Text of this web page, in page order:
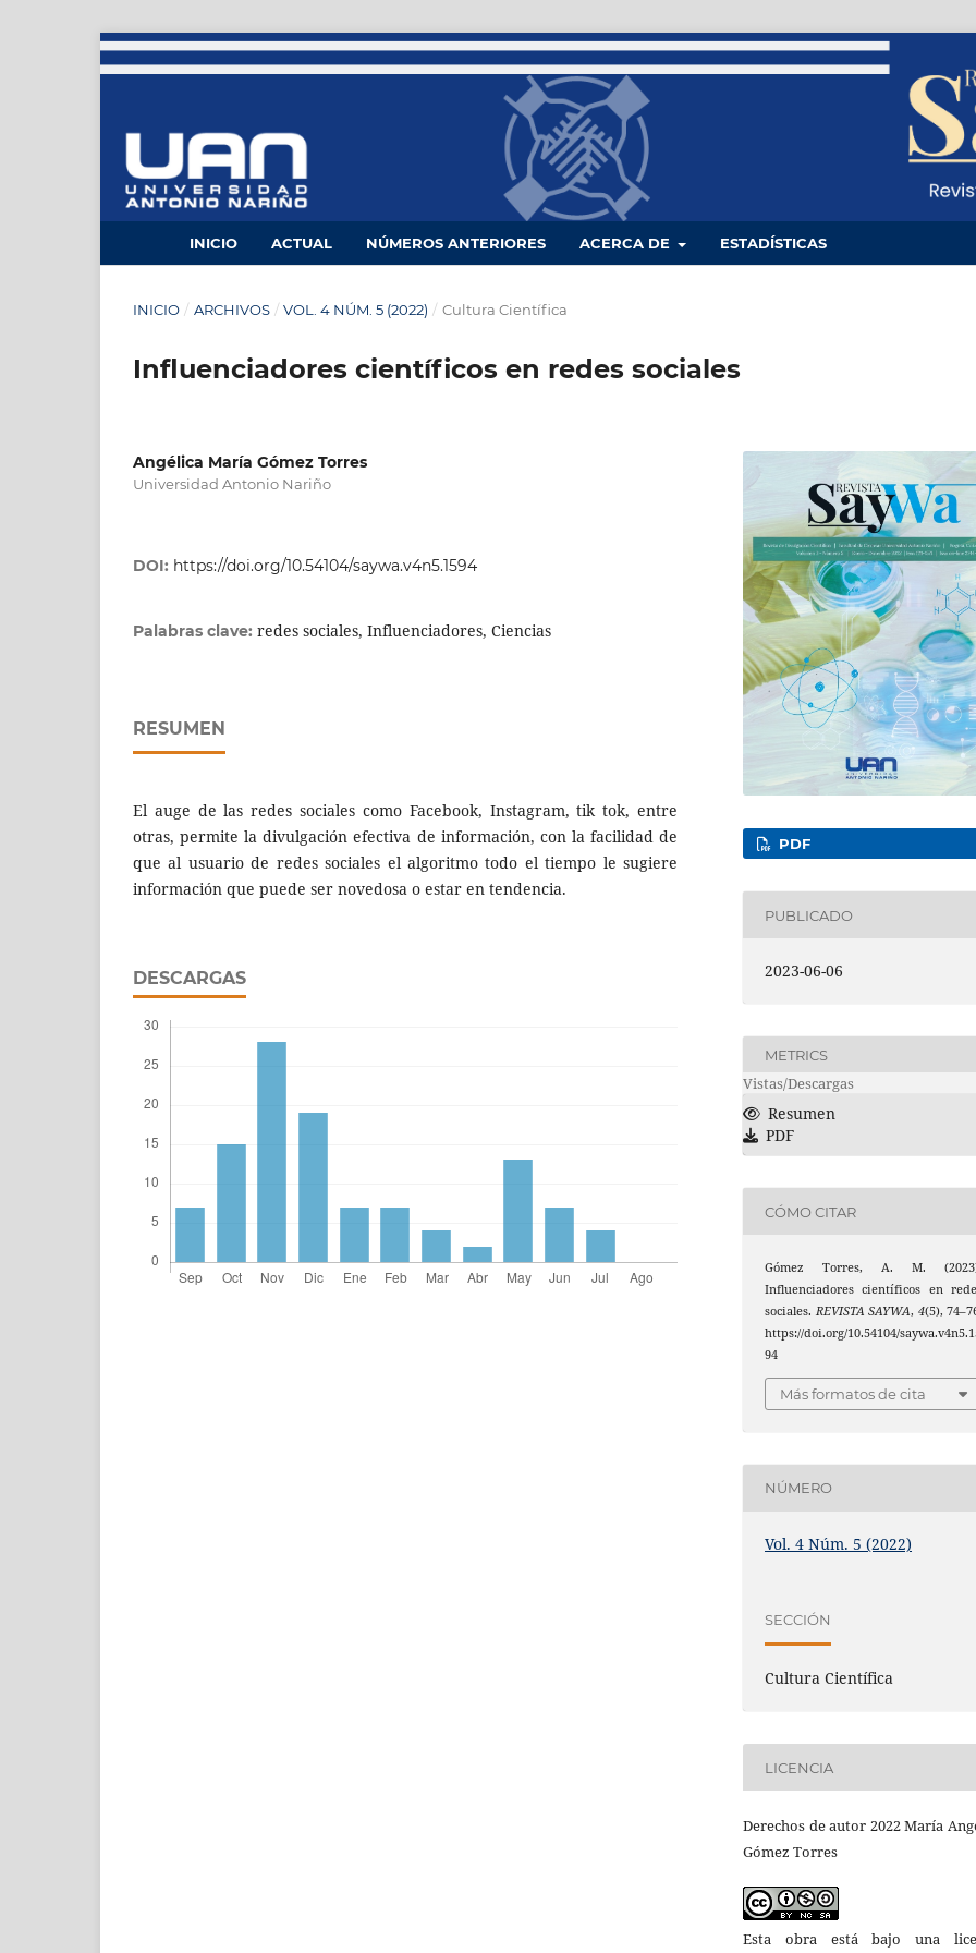
INICIO ACTUAL NÚMEROS ANTERIORES ACERCA DE ESTADÍSTICAS
INICIO / ARCHIVOS / VOL. 4 NÚM. 5 (2022) / Cultura Científica
Influenciadores científicos en redes sociales
Angélica María Gómez Torres
Universidad Antonio Nariño
DOI: https://doi.org/10.54104/saywa.v4n5.1594
Palabras clave: redes sociales, Influenciadores, Ciencias
RESUMEN
El auge de las redes sociales como Facebook, Instagram, tik tok, entre
otras, permite la divulgación efectiva de información, con la facilidad de
que al usuario de redes sociales el algoritmo todo el tiempo le sugiere
información que puede ser novedosa o estar en tendencia.
DESCARGAS
PDF
PUBLICADO
2023-06-06
METRICS
Vistas/Descargas
Resumen
PDF
CÓMO CITAR
Gómez Torres, A. M.
Influenciadores científicos en
sociales. REVISTA SAYWA, 4(5),
https://doi.org/10.54104/
94
Más formatos de cita
NÚMERO
Vol. 4 Núm. 5 (2022)
SECCIÓN
Cultura Científica
LICENCIA
Derechos de autor 2022 María
Gómez Torres
Esta obra está bajo una